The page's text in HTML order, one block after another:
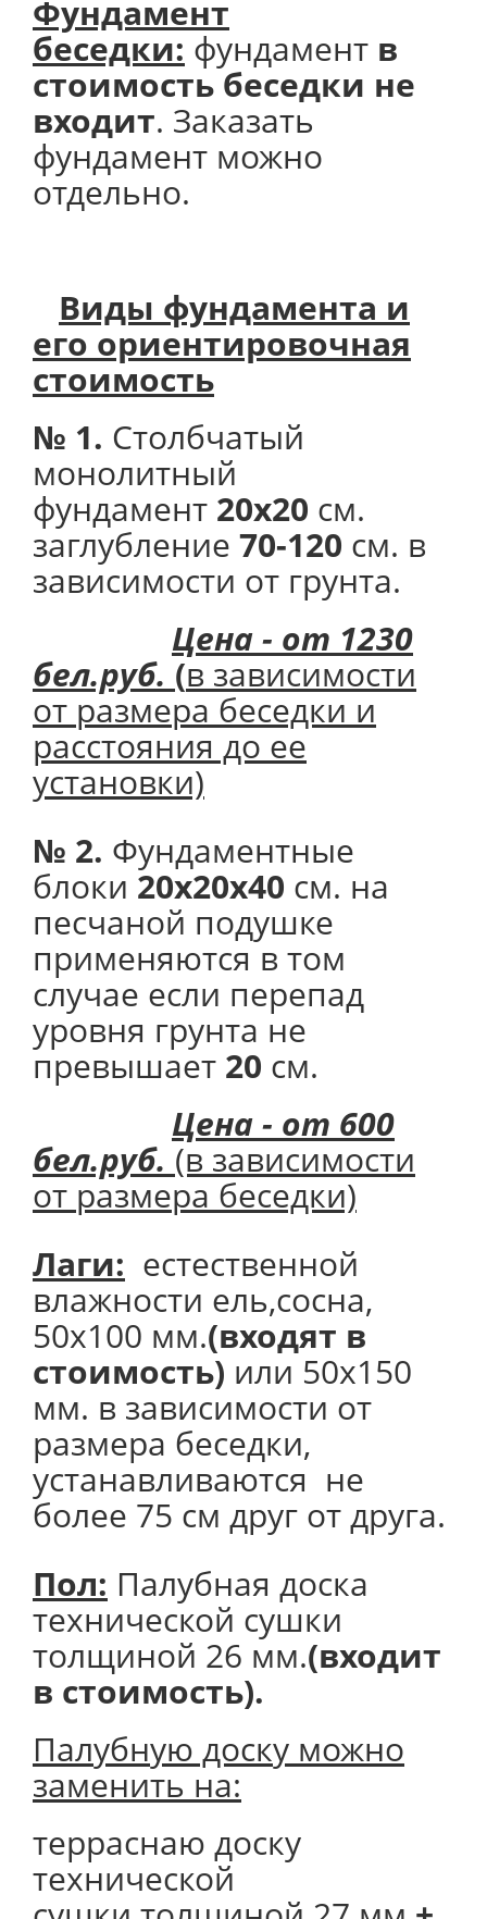
Фундамент
беседки: фундамент в
стоимость беседки не
входит. Заказать
фундамент можно
отдельно.
Виды фундамента и
его ориентировочная
стоимость
№ 1. Столбчатый
монолитный
фундамент 20х20 см.
заглубление 70-120 см. в
зависимости от грунта.
Цена - от 1230
бел.руб. (в зависимости
от размера беседки и
расстояния до ее
установки)
№ 2. Фундаментные
блоки 20х20х40 см. на
песчаной подушке
применяются в том
случае если перепад
уровня грунта не
превышает 20 см.
Цена - от 600
бел.руб. (в зависимости
от размера беседки)
Лаги: естественной
влажности ель,сосна,
50х100 мм.(входят в
стоимость) или 50х150
мм. в зависимости от
размера беседки,
устанавливаются не
более 75 см друг от друга.
Пол: Палубная доска
технической сушки
толщиной 26 мм.(входит
в стоимость).
Палубную доску можно
заменить на:
терраснаю доску
технической